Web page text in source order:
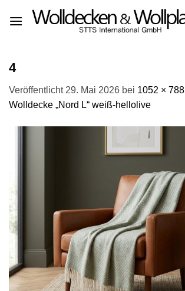
Inhalt
4
Veröffentlicht 29. Mai 2026 bei 1052 × 788
Wolldecke „Nord L“ weiß-hellolive